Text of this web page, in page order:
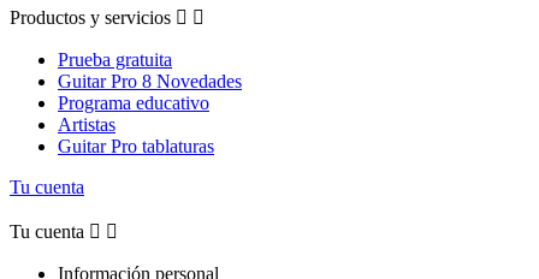
Productos y servicios  
Prueba gratuita
Guitar Pro 8 Novedades
Programa educativo
Artistas
Guitar Pro tablaturas
Tu cuenta
Tu cuenta  
Información personal